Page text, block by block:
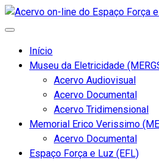
Início
Museu da Eletricidade
Acervo Audiovisual
Acervo Documental
Acervo Tridimensional
Memorial Erico Verissimo
Acervo Documental
Espaço Força e Luz (EFL)